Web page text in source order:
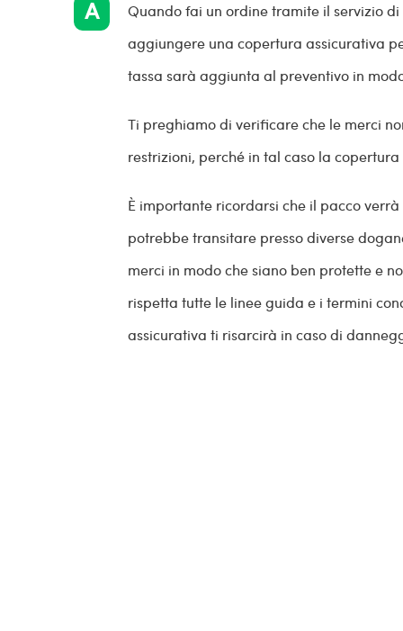
Quando fai un ordine tramite il servizio
aggiungere una copertura assicurativa
tassa sarà aggiunta al preventivo in
Ti preghiamo di verificare che le merci
restrizioni, perché in tal caso la
È importante ricordarsi che il pacco
potrebbe transitare presso diverse
merci in modo che siano ben protette e
rispetta tutte le linee guida e i termini
assicurativa ti risarcirà in caso di